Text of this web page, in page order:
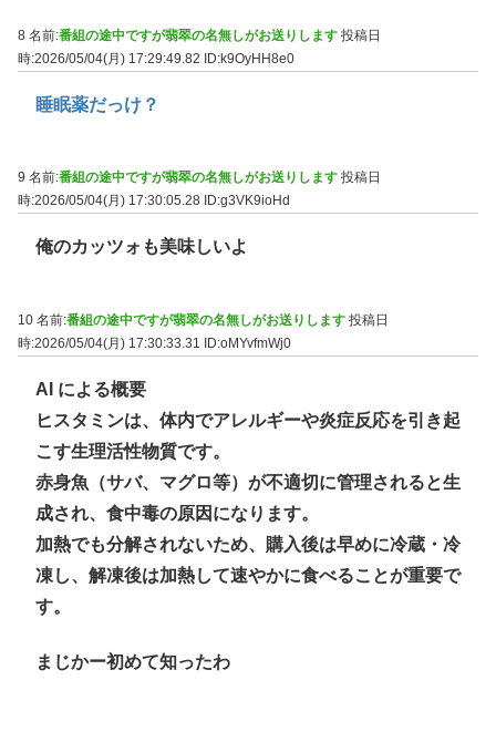
8 名前:番組の途中ですが翡翠の名無しがお送りします 投稿日
時:2026/05/04(月) 17:29:49.82 ID:k9OyHH8e0
睡眠薬だっけ？
9 名前:番組の途中ですが翡翠の名無しがお送りします 投稿日
時:2026/05/04(月) 17:30:05.28 ID:g3VK9ioHd
俺のカッツォも美味しいよ
10 名前:番組の途中ですが翡翠の名無しがお送りします 投稿日
時:2026/05/04(月) 17:30:33.31
ID:oMYvfmWj0
AI による概要
ヒスタミンは、体内でアレルギーや炎症反応を引き起
こす生理活性物質です。
赤身魚（サバ、マグロ等）が不適切に管理されると生
成され、食中毒の原因になります。
加熱でも分解されないため、購入後は早めに冷蔵・冷
凍し、解凍後は加熱して速やかに食べることが重要で
す。
まじかー初めて知ったわ